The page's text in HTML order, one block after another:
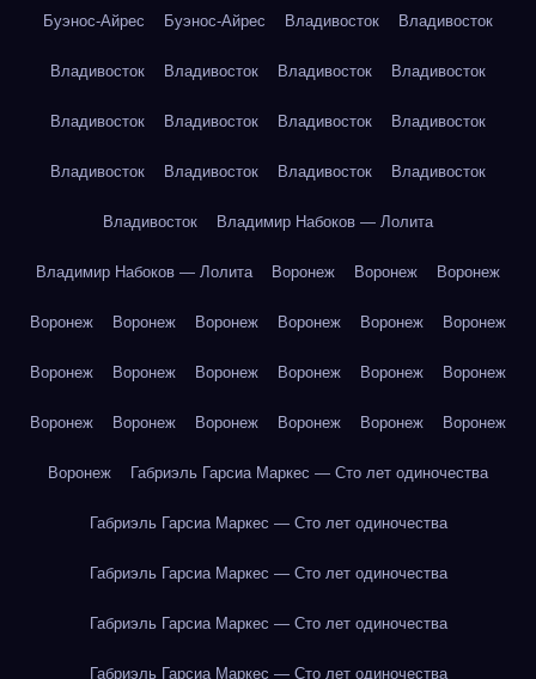
Буэнос-Айрес Буэнос-Айрес Владивосток Владивосток
Владивосток Владивосток Владивосток Владивосток
Владивосток Владивосток Владивосток Владивосток
Владивосток Владивосток Владивосток Владивосток
Владивосток Владимир Набоков — Лолита
Владимир Набоков — Лолита Воронеж Воронеж Воронеж
Воронеж Воронеж Воронеж Воронеж Воронеж Воронеж
Воронеж Воронеж Воронеж Воронеж Воронеж Воронеж
Воронеж Воронеж Воронеж Воронеж Воронеж Воронеж
Воронеж Габриэль Гарсиа Маркес — Сто лет одиночества
Габриэль Гарсиа Маркес — Сто лет одиночества
Габриэль Гарсиа Маркес — Сто лет одиночества
Габриэль Гарсиа Маркес — Сто лет одиночества
Габриэль Гарсиа Маркес — Сто лет одиночества